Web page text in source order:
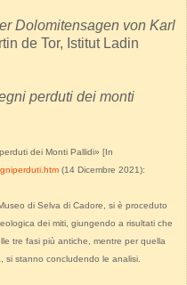
Dolomitensagen von Karl
de Tor, Istitut Ladin
perduti dei monti
dei Monti Pallidi» [In
(14 Dicembre 2021):
di Selva di Cadore, si è proceduto
dei miti, giungendo a risultati che
tre fasi più antiche, mentre per quella
si stanno concludendo le analisi.